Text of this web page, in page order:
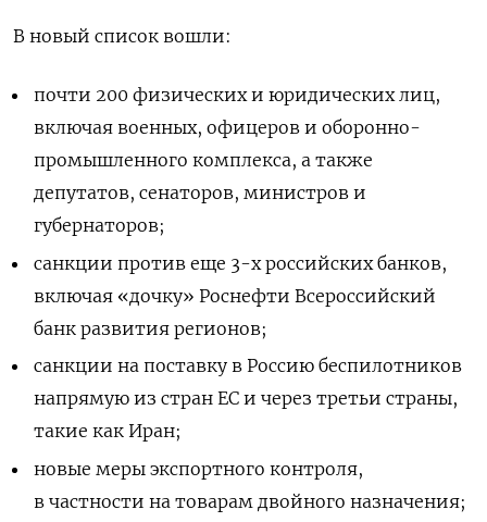
В новый список вошли:
почти 200 физических и юридических лиц,
включая военных, офицеров иоборонно-
промышленного комплекса, а также
депутатов, сенаторов, министров и
губернаторов;
санкции против еще 3-х российских банков,
включая «дочку» Роснефти Всероссийский
банк развития регионов;
санкции на поставку в Россию беспилотников
напрямую из стран ЕС и через третьи страны,
такие как Иран;
новые меры экспортного контроля,
в частности на товарам двойного назначения;